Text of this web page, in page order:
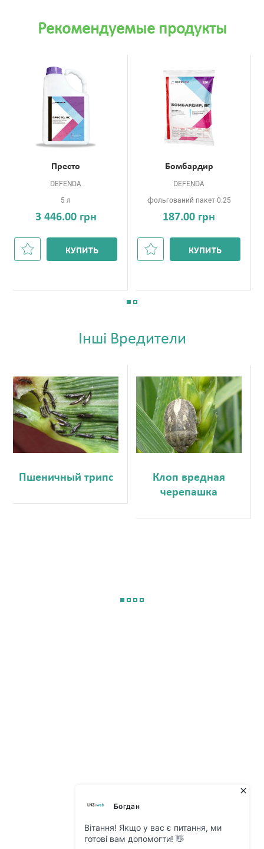
Рекомендуемые продукты
Престо
DEFENDA
5 л
3 446.00 грн
КУПИТЬ
Бомбардир
DEFENDA
фольгований пакет 0.25
187.00 грн
КУПИТЬ
Iншi Вредители
Пшеничный трипс
Клоп вредная
черепашка